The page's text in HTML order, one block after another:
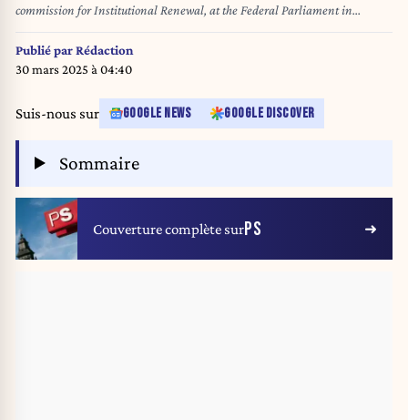
commission for Institutional Renewal, at the Federal Parliament in
Brussels, Wednesday 19 March 2025. Today Ministers come to expose their
politics in several commissions. BELGA PHOTO HATIM KAGHAT
Publié parRédaction
30 mars 2025 à 04:40
Suis-nous sur GOOGLE NEWS GOOGLE DISCOVER
Sommaire
Couverture complète surPS